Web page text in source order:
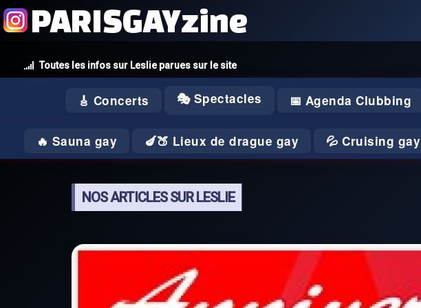
Toutes les infos sur Leslie parues sur le site
PARISGAYzine
🎸 Concerts 🎭 Spectacles 📅 Agenda Clubbing
🔥 Sauna gay 🍆🍑 Lieux de drague gay 💦 Cruising gay
NOS ARTICLES SUR LESLIE